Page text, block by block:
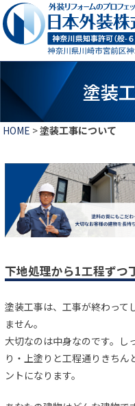
塗装
HOME >塗装工事について
下地処理から1工程ずつ
塗装工事は、工事が終わって
ません。
大切なのは中身なのです。し
り・上塗りと工程通りきち
ントになります。